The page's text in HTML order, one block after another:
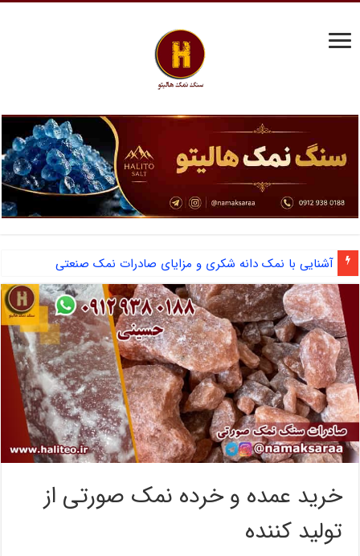
آشنایی با نمک دانه شکری و مزایای صادرات نمک صنعتی
خرید عمده و خرده نمک صورتی از
تولید کننده